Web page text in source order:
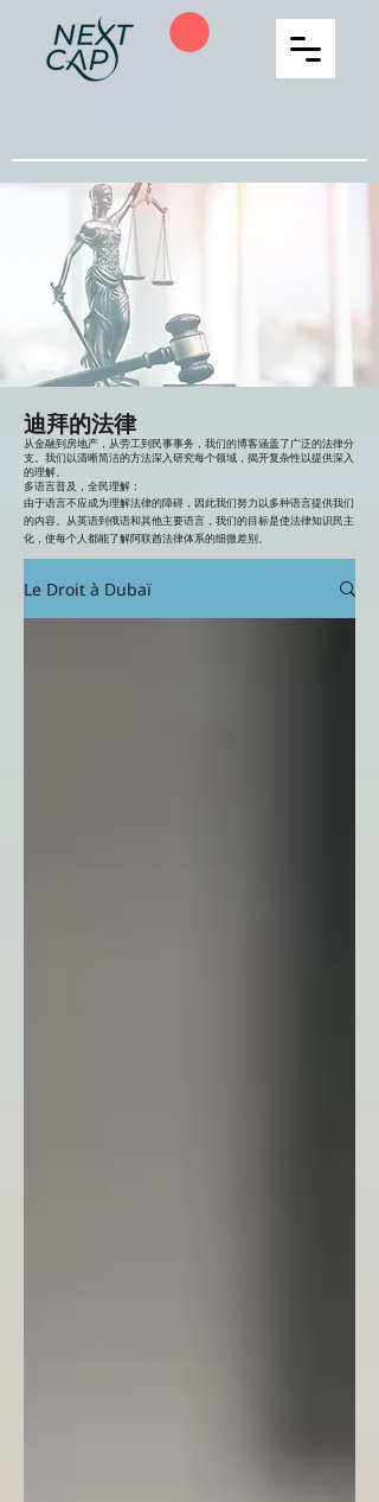
迪拜的法律
从金融到房地产，从劳工到民事事务，我们的博客涵盖了广泛的法律分
支。我们以清晰简洁的方法深入研究每个领域，揭开复杂性以提供深入
的理解。
多语言普及，全民理解 ：
由于语言不应成为理解法律的障碍 ，因此我们努力以多种语言提供我们
的内容。从英语到俄语和其他主要语言，我们的目标是使法律知识民主
化，使每个人都能了解阿联酋法律体系的细微差别。
Le Droit à Dubaï